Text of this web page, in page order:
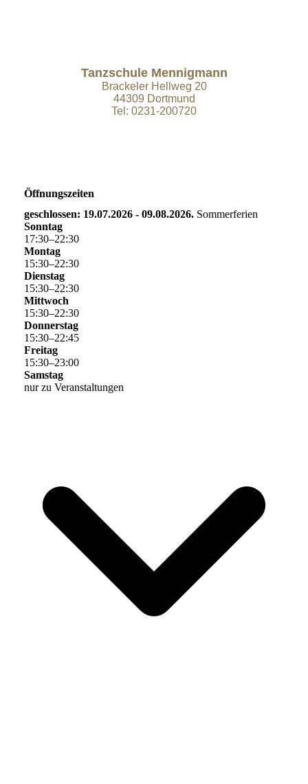
Tanzschule Mennigmann
Brackeler Hellweg 20
44309 Dortmund
Tel: 0231-200720
Öffnungszeiten
geschlossen: 19.07.2026 - 09.08.2026. Sommerferien
Sonntag
17:30–22:30
Montag
15:30–22:30
Dienstag
15:30–22:30
Mittwoch
15:30–22:30
Donnerstag
15:30–22:45
Freitag
15:30–23:00
Samstag
nur zu Veranstaltungen